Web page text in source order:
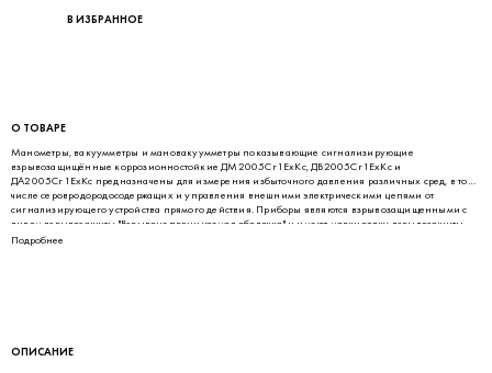
В ИЗБРАННОЕ
О ТОВАРЕ
Манометры, вакуумметры и мановакуумметры показывающие сигнализирующие
взрывозащищённые коррозионностойкие ДМ2005Сг1ЕхКс, ДВ2005Сг1ЕхКс и
ДА2005Сг1ЕхКс предназначены для измерения избыточного давления различных сред, в том
числе серовродородосодержащих и управления внешними электрическими цепями от
сигнализирующего устройства прямого действия. Приборы являются взрывозащищенными с
видом взрывозащиты "Взрывонепроницаемая оболочка" и имеют маркировку взрывозащиты -
Подробнее
ОПИСАНИЕ